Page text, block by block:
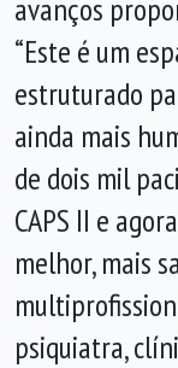
avanços
“Este é um
estruturado
ainda mais
de dois mil
CAPS II e
melhor, mais
psiquiatra,